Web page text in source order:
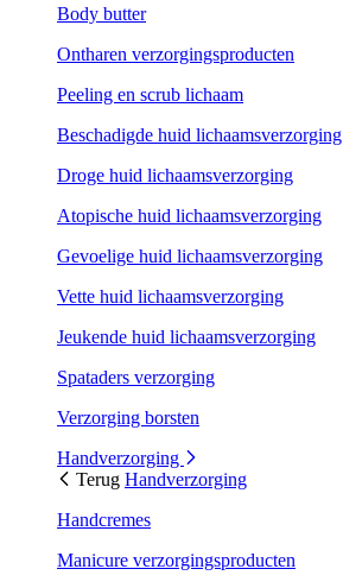
Body butter
Ontharen verzorgingsproducten
Peeling en scrub lichaam
Beschadigde huid lichaamsverzorging
Droge huid lichaamsverzorging
Atopische huid lichaamsverzorging
Gevoelige huid lichaamsverzorging
Vette huid lichaamsverzorging
Jeukende huid lichaamsverzorging
Spataders verzorging
Verzorging borsten
Handverzorging
Terug Handverzorging
Handcremes
Manicure verzorgingsproducten